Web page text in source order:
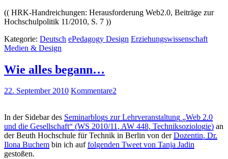
(( HRK-Handreichungen: Herausforderung Web2.0, Beiträge zur
Hochschulpolitik 11/2010, S. 7 ))
Kategorie: Deutsch ePedagogy Design Erziehungswissenschaft
Medien & Design
Wie alles begann…
22. September 2010 Kommentare2
In der Sidebar des Seminarblogs zur Lehrveranstaltung „Web 2.0
und die Gesellschaft“ (WS 2010/11, AW 448, Techniksoziologie) an
der Beuth Hochschule für Technik in Berlin von derDozentin, Dr.
Ilona Buchem bin ich auffolgenden Tweet von Tanja Jadin
gestoßen.